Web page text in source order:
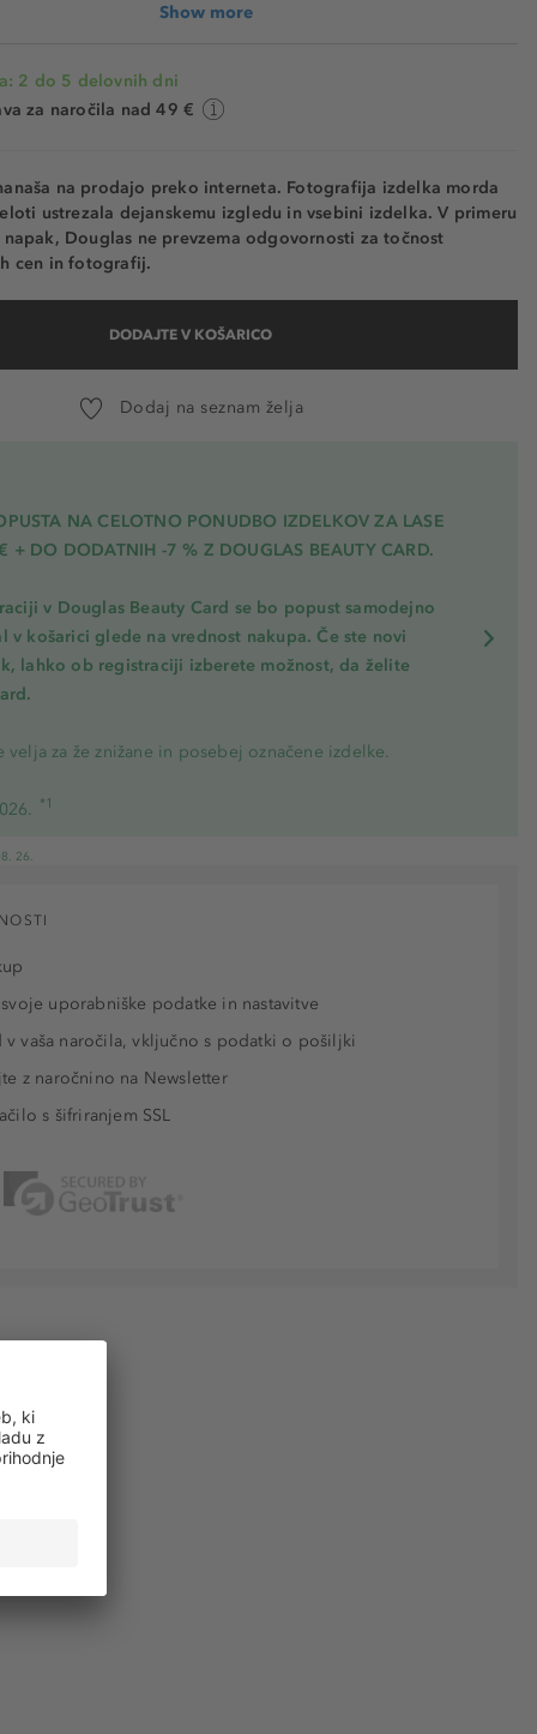
Show more
2 do 5 delovnih dni
za naročila nad 49 €
na prodajo preko interneta. Fotografija izdelka morda
ustrezala dejanskemu izgledu in vsebini izdelka. V primeru
Douglas ne prevzema odgovornosti za točnost
cen in fotografij.
DODAJTE V KOŠARICO
Dodaj na seznam želja
NA CELOTNO PONUDBO IZDELKOV ZA LASE
+ DO DODATNIH -7 % Z DOUGLAS BEAUTY CARD.
v Douglas Beauty Card se bo popust samodejno
v košarici glede na vrednost nakupa. Če ste novi
lahko ob registraciji izberete možnost, da želite
velja za že znižane in posebej označene izdelke.
*1
26.
uporabniške podatke in nastavitve
vaša naročila, vključno s podatki o pošiljki
z naročnino na Newsletter
s šifriranjem SSL